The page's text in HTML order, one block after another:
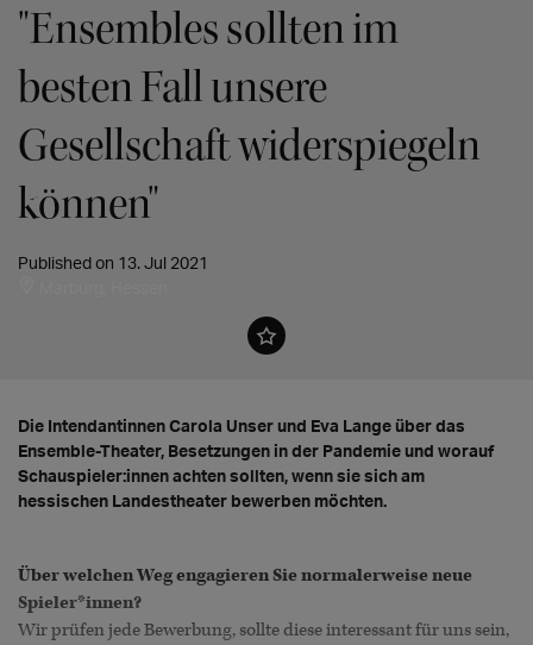
"Ensembles sollten im
besten Fall unsere
Gesellschaft widerspiegeln
können"
Published on 13. Jul 2021
Die Intendantinnen Carola Unser und Eva Lange über das
Ensemble-Theater, Besetzungen in der Pandemie und worauf
Schauspieler:innen achten sollten, wenn sie sich am
hessischen Landestheater bewerben möchten.
Über welchen Weg engagieren Sie normalerweise neue
Spieler*innen?
Wir prüfen jede Bewerbung, sollte diese interessant für uns sein,